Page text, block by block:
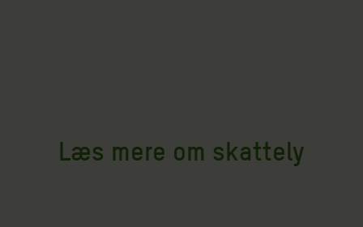
Læs mere om skattely